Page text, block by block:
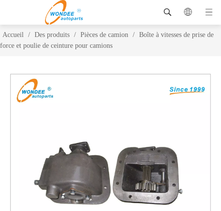
Accueil / Des produits / Pièces de camion / Boîte à vitesses de prise de
force et poulie de ceinture pour camions